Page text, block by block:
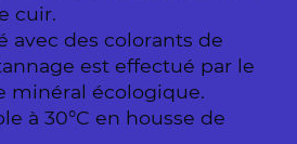
cuir.
avec des colorants de
est effectué par le
minéral écologique.
à 30°C en housse de